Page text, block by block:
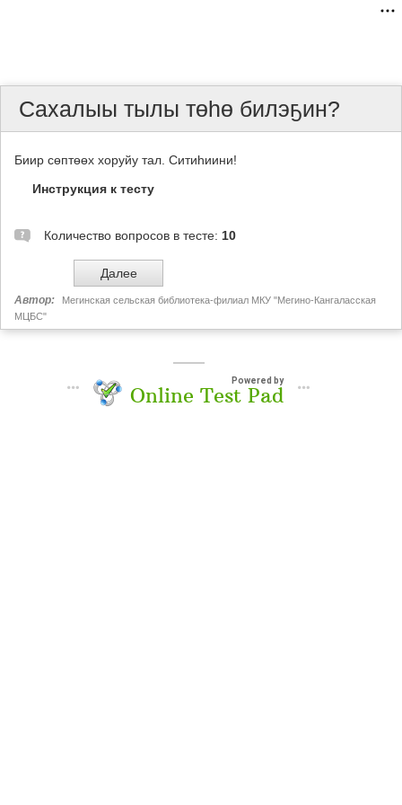
Сахалыы тылы төһө билэҕин?
Биир сөптөөх хоруйу тал. Ситиһиини!
Инструкция к тесту
Количество вопросов в тесте: 10
Автор:
Мегинская сельская библиотека-филиал МКУ "Мегино-Кангаласская
МЦБС"
Powered by
Online Test Pad